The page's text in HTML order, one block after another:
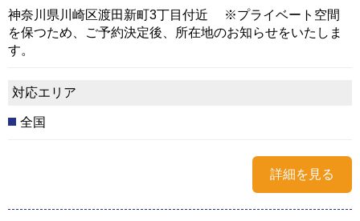
神奈川県川崎区渡田新町3丁目付近 ※プライベート空間
を保つため、ご予約決定後、所在地のお知らせをいたしま
す。
対応エリア
全国
詳細を見る